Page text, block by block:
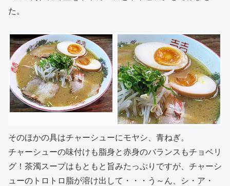
た。
そのほかの具はチャーシューにモヤシ、青ねぎ。
チャーシューの味付けも脂身と赤身のバランスもチョベリ
グ！茶濁スープはもともと旨みたっぷりですが、チャーシ
ューのトロトロ脂が溶け出して・・・う～ん、シ・ア・